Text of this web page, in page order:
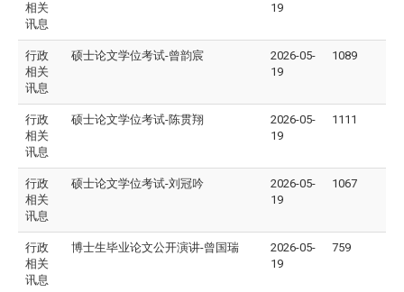
相关
讯息
19
行政
相关
讯息
硕士论文学位考试-曾韵宸
2026-05-
19
1089
行政
相关
讯息
硕士论文学位考试-陈贯翔
2026-05-
19
1111
行政
相关
讯息
硕士论文学位考试-刘冠吟
2026-05-
19
1067
行政
相关
讯息
博士生毕业论文公开演讲-曾国瑞
2026-05-
19
759